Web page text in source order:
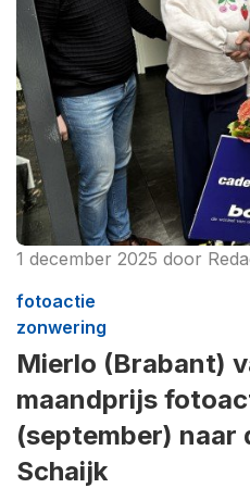
1 december 2025 door
fotoactie
zonwering
Mierlo (Brabant)
maandprijs
(september) naar
Schaijk